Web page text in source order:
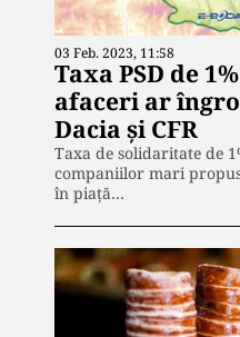
03 Feb. 2023, 11:58
Taxa PSD de
afaceri ar
Dacia și CFR
Taxa de solidaritate de
companiilor mari
în piață…